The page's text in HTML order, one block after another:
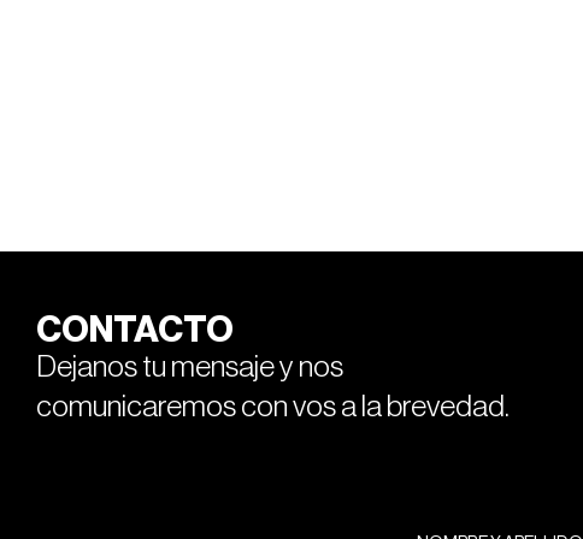
CONTACTO
Dejanos tu mensaje y nos
comunicaremos con vos a la brevedad.